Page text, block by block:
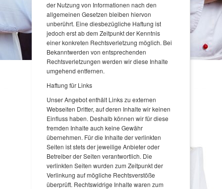
der Nutzung von Informationen nach den
allgemeinen Gesetzen bleiben hiervon
unberührt. Eine diesbezügliche Haftung ist
jedoch erst ab dem Zeitpunkt der Kenntnis
einer konkreten Rechtsverletzung möglich. Bei
Bekanntwerden von entsprechenden
Rechtsverletzungen werden wir diese Inhalte
umgehend entfernen.
Haftung für Links
Unser Angebot enthält Links zu externen
Webseiten Dritter, auf deren Inhalte wir keinen
Einfluss haben. Deshalb können wir für diese
fremden Inhalte auch keine Gewähr
übernehmen. Für die Inhalte der verlinkten
Seiten ist stets der jeweilige Anbieter oder
Betreiber der Seiten verantwortlich. Die
verlinkten Seiten wurden zum Zeitpunkt der
Verlinkung auf mögliche Rechtsverstöße
überprüft. Rechtswidrige Inhalte waren zum